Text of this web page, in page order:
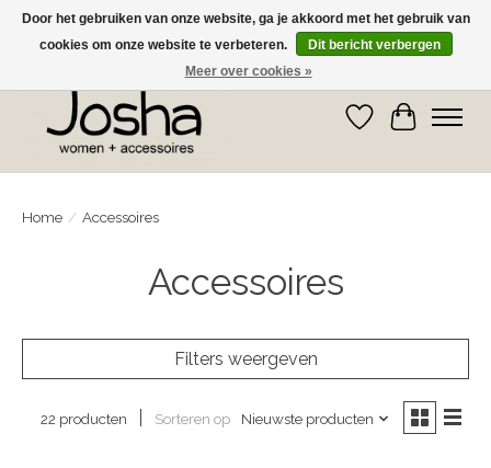
GRATIS OPHALEN IN DE WINKEL EN GRATIS VERZENDING VANAF € 75,00
Verlanglijst
Home / Accessoires
Accessoires
Filters weergeven
22 producten Sorteren op Nieuwste producten
Door het gebruiken van onze website, ga je akkoord met het gebruik van
cookies om onze website te verbeteren.
Dit bericht verbergen
Meer over cookies »